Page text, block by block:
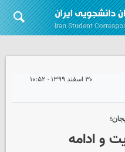
۳۰ اسفند ۱۳۹۹ - ۱۰:۵۲
و ادامه